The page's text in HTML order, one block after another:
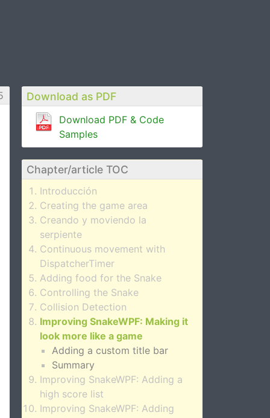
Download as PDF
Download PDF & Code
Samples
Chapter/article TOC
Introducción
Creating the game area
Creando y moviendo la
serpiente
Continuous movement with
DispatcherTimer
Adding food for the Snake
Controlling the Snake
Collision Detection
Improving SnakeWPF: Making it
look more like a game
Adding a custom title bar
Summary
Improving SnakeWPF: Adding a
high score list
Improving SnakeWPF: Adding